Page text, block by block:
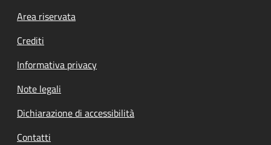
Footer menu
Area riservata
Crediti
Informativa privacy
Note legali
Dichiarazione di accessibilità
Contatti